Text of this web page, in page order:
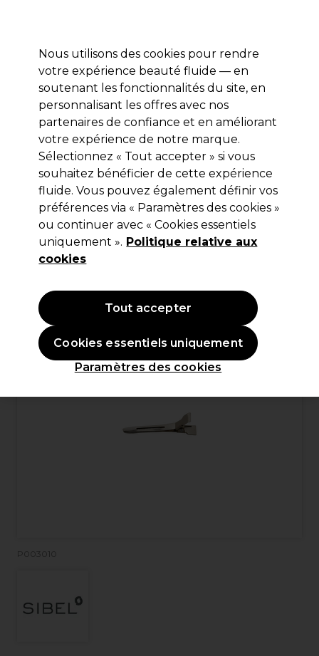
Se connecter
Marques Bons plans Coiffure Electro et Matériel
Livraison et délais
lire la suite
Sibel
Sibel Pinces 1 Branche – Métal 20pcs
)
2,99 €Hors TVA(TARIF PROFESSIONNEL)
3,59 €TVA incluse)
OFFRE
P003010
Nous utilisons des cookies pour rendre
votre expérience beauté fluide — en
soutenant les fonctionnalités du site, en
personnalisant les offres avec nos
partenaires de confiance et en améliorant
votre expérience de notre marque.
Sélectionnez « Tout accepter » si vous
souhaitez bénéficier de cette expérience
fluide. Vous pouvez également définir vos
préférences via « Paramètres des cookies »
ou continuer avec « Cookies essentiels
uniquement ». Politique relative aux
cookies
Paramètres des cookies
Cookies essentiels uniquement
Tout accepter